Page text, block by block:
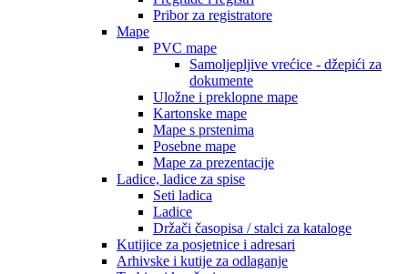
Pribor za registratore
Mape
PVC mape
Samoljepljive vrećice - džepići za
dokumente
Uložne i preklopne mape
Kartonske mape
Mape s prstenima
Posebne mape
Mape za prezentacije
Ladice, ladice za spise
Seti ladica
Ladice
Držači časopisa / stalci za kataloge
Kutijice za posjetnice i adresari
Arhivske i kutije za odlaganje